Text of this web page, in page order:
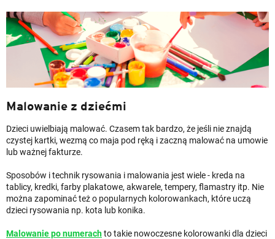
Malowanie z dziećmi
Dzieci uwielbiają malować. Czasem tak bardzo, że jeśli nie znajdą
czystej kartki, wezmą co maja pod ręką i zaczną malować na umowie
lub ważnej fakturze.
Sposobów i technik rysowania i malowania jest wiele - kreda na
tablicy, kredki, farby plakatowe, akwarele, tempery, flamastry itp. Nie
można zapominać też o popularnych kolorowankach, które uczą
dzieci rysowania np. kota lub konika.
Malowanie po numerachto takie nowoczesne kolorowanki dla dzieci